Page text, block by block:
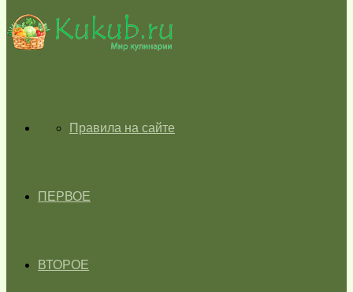
skin
ГЛАВНАЯПравила на сайте
ПЕРВОЕ
ВТОРОЕ